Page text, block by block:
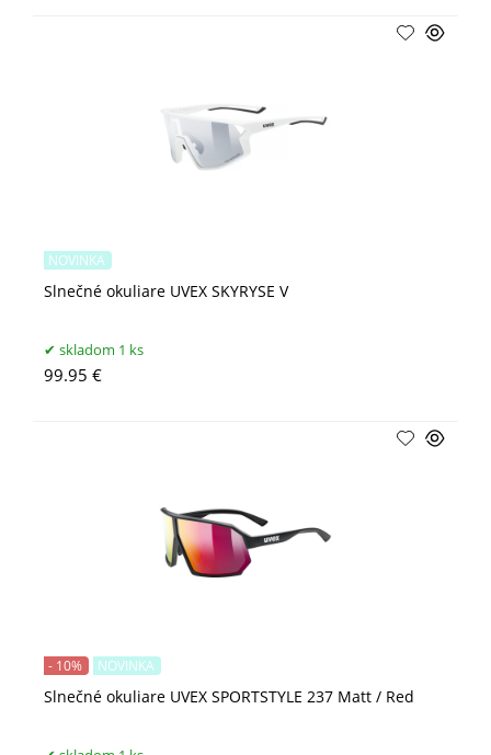
Slnečné okuliare UVEX SKYRYSE V
NOVINKA
skladom 1 ks
99.95 €
Slnečné okuliare UVEX SPORTSTYLE 237 Matt / Red
- 10% NOVINKA